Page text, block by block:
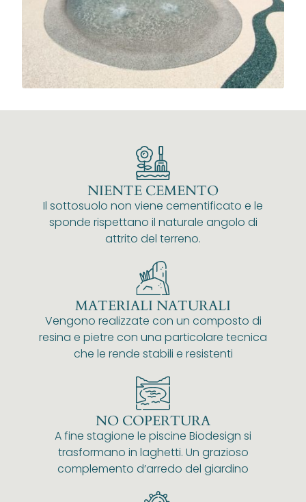
NIENTE CEMENTO
Il sottosuolo non viene cementificato e le
sponde rispettano il naturale angolo di
attrito del terreno.
MATERIALI NATURALI
Vengono realizzate con un composto di
resina e pietre con una particolare tecnica
che le rende stabili e resistenti
NO COPERTURA
A fine stagione le piscine Biodesign si
trasformano in laghetti. Un grazioso
complemento d’arredo del giardino